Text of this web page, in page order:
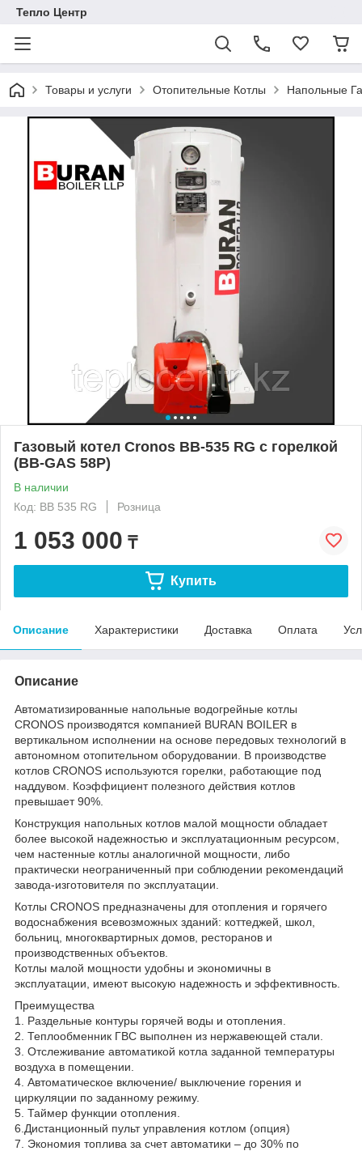
Тепло Центр
Товары и услуги Отопительные Котлы Напольные
Газовый котел Cronos BB-535 RG с горелкой
(BB-GAS 58P)
В наличии
Код: BB 535 RG
Розница
1 053 000 ₸
Купить
Описание Характеристики Доставка Оплата
Описание
Автоматизированные напольные водогрейные котлы
CRONOS производятся компанией BURAN BOILER в
вертикальном исполнении на основе передовых технологий в
автономном отопительном оборудовании. В производстве
котлов CRONOS используются горелки, работающие под
наддувом. Коэффициент полезного действия котлов
превышает 90%.
Конструкция напольных котлов малой мощности обладает
более высокой надежностью и эксплуатационным ресурсом,
чем настенные котлы аналогичной мощности, либо
практически неограниченный при соблюдении рекомендаций
завода-изготовителя по эксплуатации.
Котлы CRONOS предназначены для отопления и горячего
водоснабжения всевозможных зданий: коттеджей, школ,
больниц, многоквартирных домов, ресторанов и
производственных объектов.
Котлы малой мощности удобны и экономичны в
эксплуатации, имеют высокую надежность и эффективность.
Преимущества
1. Раздельные контуры горячей воды и отопления.
2. Теплообменник ГВС выполнен из нержавеющей стали.
3. Отслеживание автоматикой котла заданной температуры
воздуха в помещении.
4. Автоматическое включение/ выключение горения и
циркуляции по заданному режиму.
5. Таймер функции отопления.
6.Дистанционный пульт управления котлом (опция)
7. Экономия топлива за счет автоматики – до 30% по